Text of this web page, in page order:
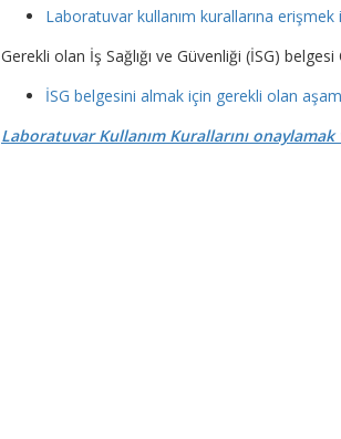
Laboratuvar kullanım kurallarına erişmek
Gerekli olan İş Sağlığı ve Güvenliği (İSG)
İSG belgesini almak için gerekli olan
Laboratuvar Kullanım Kurallarını